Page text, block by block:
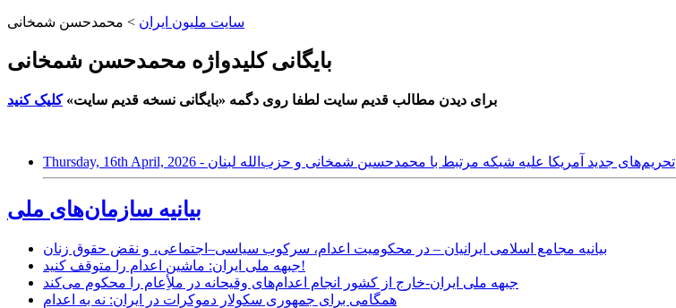
سایت ملیون ایران > محمدحسن شمخانی
بایگانی کلیدواژه محمدحسن شمخانی
برای دیدن مطالب قدیم سایت لطفا روی دگمه «بایگانی نسخه قدیم سایت»کلیک کنید
Thursday, 16th April, 2026 - تحریم‌های جدید آمریکا علیه شبکه مرتبط با محمدحسین شمخانی و حزب‌الله لبنان
بیانیه سازمان‌های ملی
بیانیه مجامع اسلامی ایرانیان – در محکومیت اعدام، سرکوب سیاسی–اجتماعی، و نقض حقوق زنان
جبهه ملی ایران: ماشین اعدام را متوقف کنید!
جبهه ملی ایران-خارج از کشور انجام اعدام‌های وقیحانه در ملأِعام را محکوم می‌کند
همگامی برای جمهوری سکولار دموکرات در ایران: نه به اعدام